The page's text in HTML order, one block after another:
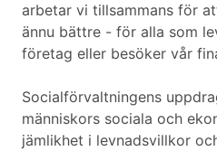
arbetar vi tillsammans för
ännu bättre - för alla som
företag eller besöker vår
Socialförvaltningens
människors sociala och
jämlikhet i levnadsvillkor